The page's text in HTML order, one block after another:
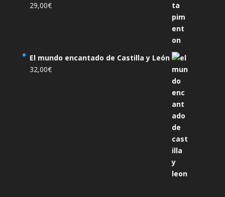
29,00€
El mundo encantado de Castilla y León
32,00€